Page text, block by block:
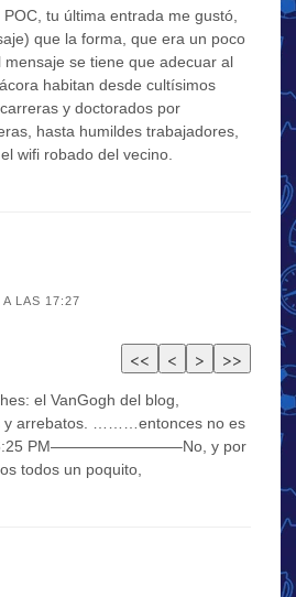
tu última entrada me gustó,
que la forma, que era un poco
mensaje se tiene que adecuar al
habitan desde cultísimos
y doctorados por
hasta humildes trabajadores,
wifi robado del vecino.
LAS 17:27
el VanGogh del blog,
y arrebatos. ………entonces no es
6:25 PM————————–No, y por
todos un poquito,